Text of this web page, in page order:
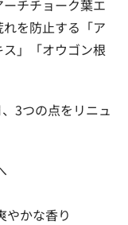
チチョーク葉エ
を防止する「ア
」「オウゴン根
3つの点をリニュ
やかな香り